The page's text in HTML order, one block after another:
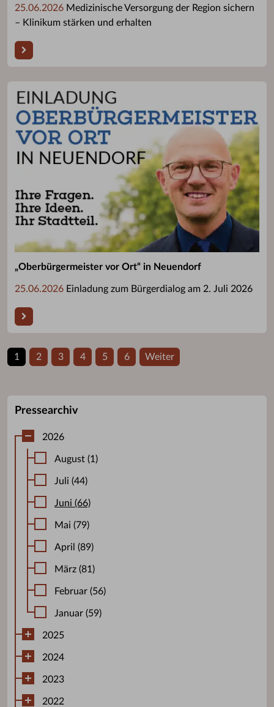
25.06.2026 Medizinische Versorgung der Region sichern
– Klinikum stärken und erhalten
„Oberbürgermeister vor Ort“ in Neuendorf
25.06.2026 Einladung zum Bürgerdialog am 2. Juli 2026
1 2 3 4 5 6 Weiter
Pressearchiv
2026
August (1)
Juli (44)
Juni (66)
Mai (79)
April (89)
März (81)
Februar (56)
Januar (59)
2025
2024
2023
2022